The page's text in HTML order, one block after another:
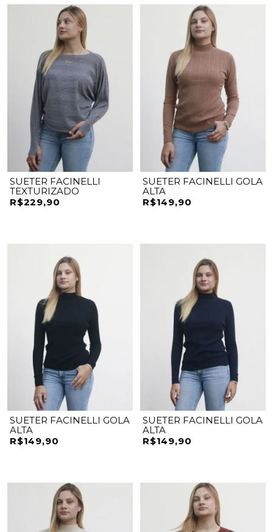
SUETER FACINELLI
TEXTURIZADO
R$229,90
SUETER FACINELLI GOLA
ALTA
R$149,90
SUETER FACINELLI GOLA
ALTA
R$149,90
SUETER FACINELLI GOLA
ALTA
R$149,90